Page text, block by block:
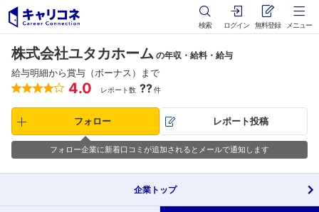
検索 ログイン 無料登録 メニュー
株式会社ユタカホーム の年収・給料・給与
給与明細から賞与（ボーナス）まで
4.0 レポート数 ??件
フォロー レポート投稿
フォロー企業に新着口コミが追加されるとメールで通知します
企業 トップ